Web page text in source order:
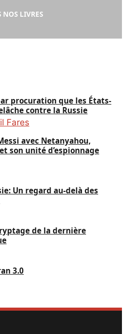
NOS LIVRES
procuration que les États-
contre la Russie
Fares
avec Netanyahou,
son unité d’espionnage
Un regard au-delà des
de la dernière
3.0